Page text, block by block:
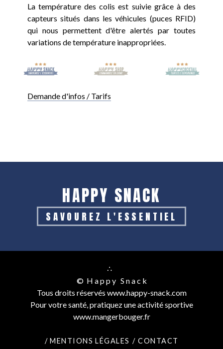
La température des colis est suivie grâce à des
capteurs situés dans les véhicules (puces RFID)
qui nous permettent d'être alertés par toutes
variations de température inappropriées.
Demande d'infos / Tarifs
HAPPY SNACK
SAVOUREZ L'ESSENTIEL
∴
© H a p p y S n a c k
Tous droits réservés www.happy-snack.com
Pour votre santé, pratiquez une activité sportive
www.mangerbouger.fr
/ MENTIONS LÉGALES / CONTACT